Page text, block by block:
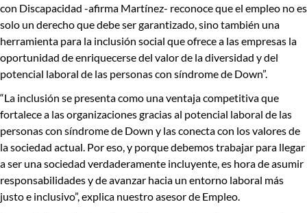
con Discapacidad -afirma Martínez- reconoce que el empleo no es
solo un derechoque debe ser garantizado, sino también una
herramienta para la inclusión social que ofrece a las empresas la
oportunidad de enriquecerse del valor de la diversidad y del
potencial laboral de las personas con síndrome de Down”.
“La inclusión se presenta como una ventaja competitiva que
fortalece a las organizaciones gracias al potencial laboral de las
personas con síndrome de Down y las conecta con los valores de
la sociedad actual. Por eso, y porque debemos trabajar para llegar
a ser una sociedad verdaderamente incluyente,es hora de asumir
responsabilidades y de avanzar hacia un entorno laboral más
justo e inclusivo”, explica nuestro asesor de Empleo.